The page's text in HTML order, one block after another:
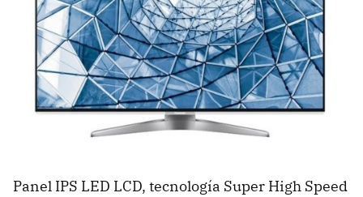
Panel IPS LED LCD, tecnología Super High Speed